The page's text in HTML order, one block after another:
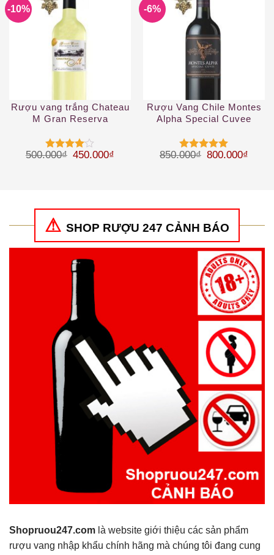
-10%
Rượu vang trắng Chateau
M Gran Reserva
Được
500.000₫ Giá gốc là: 500.000₫.
450.000₫ Giá hiện tại là: 450.000₫.
-6%
Rượu Vang Chile Montes
Alpha Special Cuvee
Được xếp
850.000₫ Giá gốc là:
800.000₫
SHOP RƯỢU 247 CẢNH BÁO
Shopruou247.com là website giới thiệu các sản phẩm
rượu vang nhập khẩu chính hãng mà chúng tôi đang cung